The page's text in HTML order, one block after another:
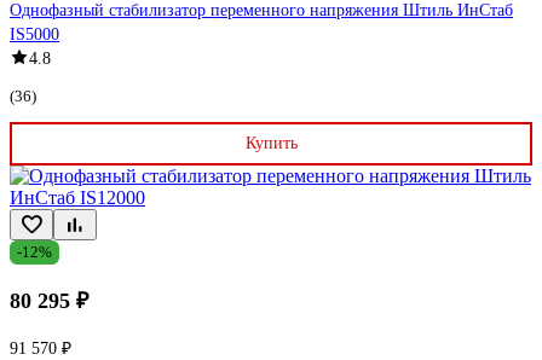
Однофазный стабилизатор переменного напряжения Штиль ИнСтаб
IS5000
4.8
(36)
Купить
-12%
80 295 ₽
91 570 ₽